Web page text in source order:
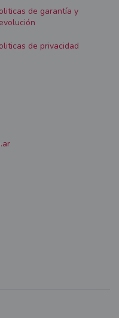
de garantía y
de privacidad